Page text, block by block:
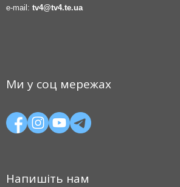
e-mail: tv4@tv4.te.ua
Ми у соц мережах
Напишіть нам